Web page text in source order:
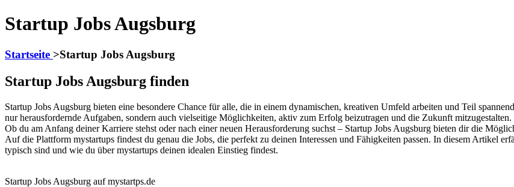
Startup Jobs Augsburg
Startseite >Startup Jobs Augsburg
Startup Jobs Augsburg finden
Startup Jobs Augsburg bieten eine besondere Chance für alle, die in einem dynamischen, kreativen Umfeld arbeiten und Teil
nur herausfordernde Aufgaben, sondern auch vielseitige Möglichkeiten, aktiv zum Erfolg beizutragen und die Zukunft mitzugestalten.
Ob du am Anfang deiner Karriere stehst oder nach einer neuen Herausforderung suchst – Startup Jobs Augsburg bieten dir die
Auf die Plattform mystartups findest du genau die Jobs, die perfekt zu deinen Interessen und Fähigkeiten passen. In diesem Artikel
typisch sind und wie du über mystartups deinen idealen Einstieg findest.
Startup Jobs Augsburg auf mystartps.de